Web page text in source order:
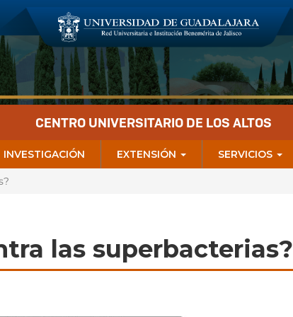
CENTRO UNIVERSITARIO DE LOS ALTOS
INVESTIGACIÓN EXTENSIÓN SERVICIOS
las superbacterias?